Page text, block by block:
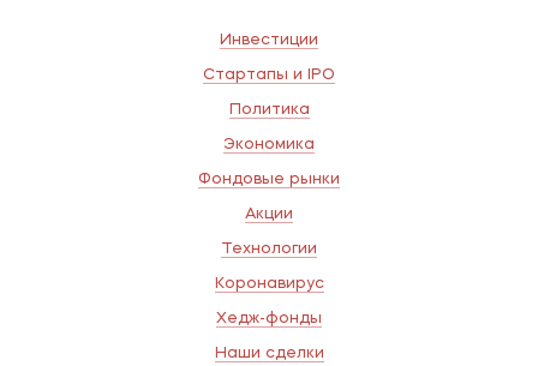
Инвестиции
Стартапы и IPO
Политика
Экономика
Фондовые рынки
Акции
Технологии
Коронавирус
Хедж-фонды
Наши сделки